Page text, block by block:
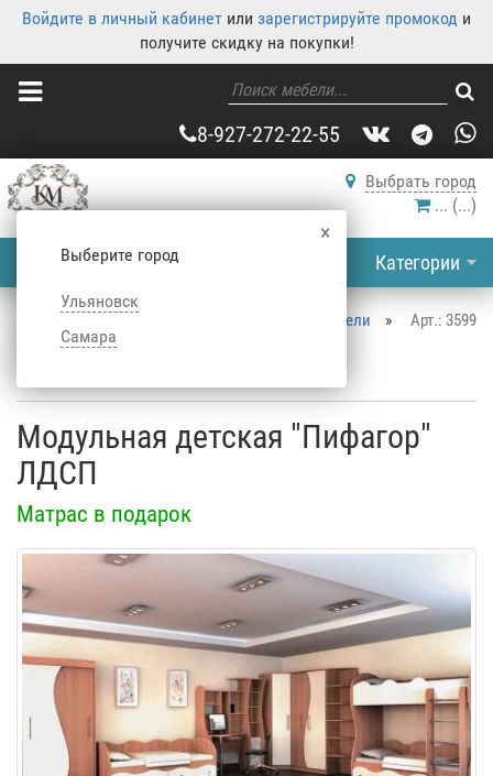
Войдите в личный кабинет или зарегистрируйте промокод и
получите скидку на покупки!
8-927-272-22-55
Выбрать город
×
Выберите город
Ульяновск
Самара
... (...)
Категории
Арт.: 3599
Каталог корпусной мебели
»
Детская
» Наборы в детскую
Модульная детская "Пифагор"
ЛДСП
Матрас в подарок